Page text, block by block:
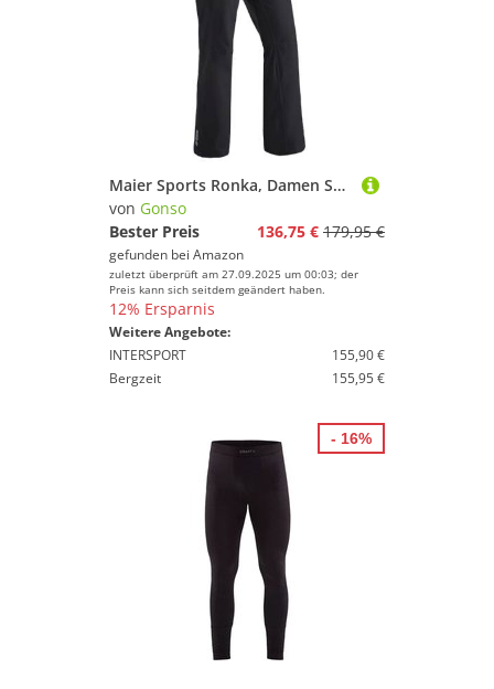
Maier Sports Ronka, Damen Skihose, Wasserdichte Schneehose, Schützender Schneefang und verstellbarer Bund, PFC-frei, mTHERM Wattierung & mTEX Wetterschutz, Schwarz, Gr. 22 (W35/L30)
von Gonso
Bester Preis
136,75 € 179,95 €
gefunden bei Amazon
zuletzt überprüft am 27.09.2025 um 00:03; der
Preis kann sich seitdem geändert haben.
12% Ersparnis
Weitere Angebote:
INTERSPORT
155,90 €
Bergzeit
155,95 €
- 16%